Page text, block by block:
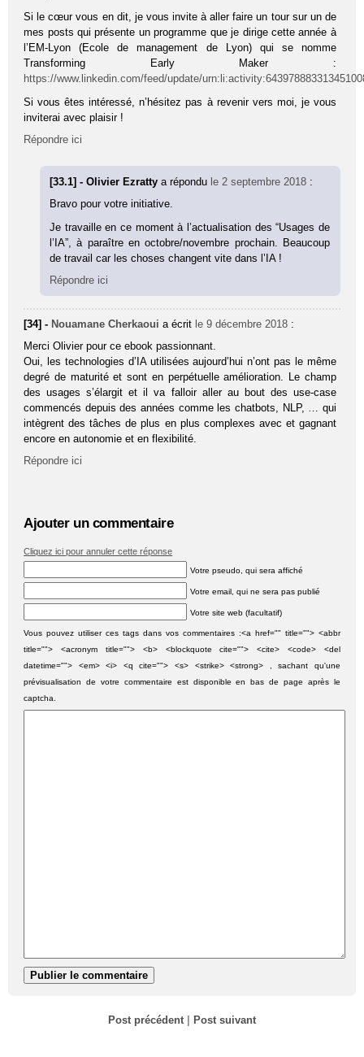
Si le cœur vous en dit, je vous invite à aller faire un tour sur un de
mes posts qui présente un programme que je dirige cette année à
l’EM-Lyon (Ecole de management de Lyon) qui se nomme
Transforming Early Maker :
https://www.linkedin.com/feed/update/
Si vous êtes intéressé, n’hésitez pas à revenir vers moi, je vous
inviterai avec plaisir !
Répondre ici
[33.1] - Olivier Ezrattya répondu le 2 septembre 2018 :
Bravo pour votre initiative.
Je travaille en ce moment à l’actualisation des “Usages de
l’IA”, à paraître en octobre/novembre prochain. Beaucoup
de travail car les choses changent vite dans l’IA !
Répondre ici
[34] - Nouamane Cherkaoui a écrit le 9 décembre 2018 :
Merci Olivier pour ce ebook passionnant.
Oui, les technologies d’IA utilisées aujourd’hui n’ont pas le même
degré de maturité et sont en perpétuelle amélioration. Le champ
des usages s’élargit et il va falloir aller au bout des use-case
commencés depuis des années comme les chatbots, NLP, … qui
intègrent des tâches de plus en plus complexes avec et gagnant
encore en autonomie et en flexibilité.
Répondre ici
Ajouter un commentaire
Cliquez ici pour annuler cette réponse
Votre pseudo, qui sera affiché
Votre email, qui ne sera pas publié
Votre site web (facultatif)
Vous pouvez utiliser ces tags dans vos commentaires :<a href="" title=""> <abbr
title=""> <acronym title=""> <b> <blockquote cite=""> <cite> <code> <del
datetime=""> <em> <i> <q cite=""> <s> <strike> <strong> , sachant qu'une
prévisualisation de votre commentaire est disponible en bas de page après le
captcha.
Post précédent| Post suivant